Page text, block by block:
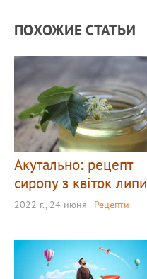
ПОХОЖИЕ СТАТЬИ
Акутально: рецепт
сиропу з квіток липи
2022 г., 24 июня Рецепти